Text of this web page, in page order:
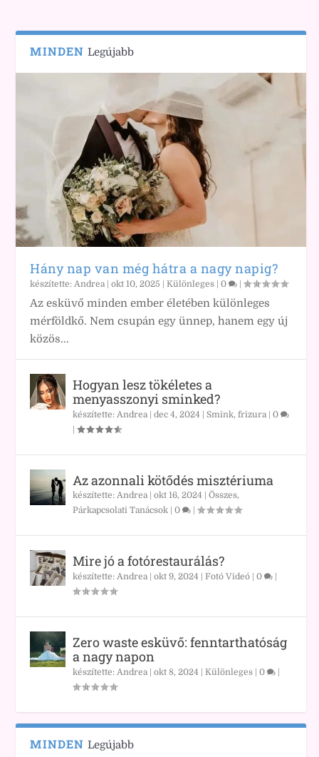
MINDEN Legújabb
Hány nap van még hátra a nagy napig?
készítette:Andrea |okt 10, 2025 |Különleges |0 |
Az esküvő minden ember életében különleges
mérföldkő. Nem csupán egy ünnep, hanem egy új
közös...
Hogyan lesz tökéletes a
menyasszonyi sminked?
készítette:Andrea |dec 4, 2024 |Smink, frizura |0
|
Az azonnali kötődés misztériuma
készítette:Andrea |okt 16, 2024 |Összes,
Párkapcsolati Tanácsok |0 |
Mire jó a fotórestaurálás?
készítette:Andrea |okt 9, 2024 |Fotó Videó |0
Zero waste esküvő: fenntarthatóság
a nagy napon
készítette:Andrea |okt 8, 2024 |Különleges |0
MINDEN Legújabb